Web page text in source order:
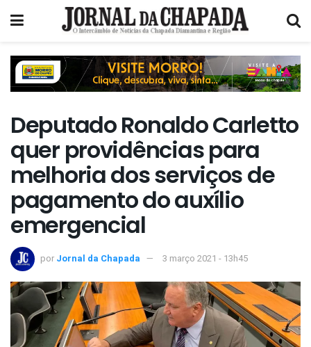
Deputado Ronaldo Carletto
quer providências para
melhoria dos serviços de
pagamento do auxílio
emergencial
por Jornal da Chapada 3 março 2021 - 13h45